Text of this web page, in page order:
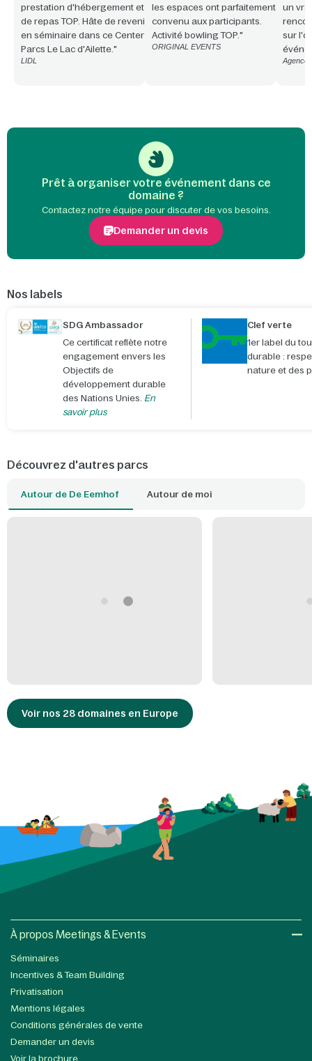
prestation d'hébergement et
de repas TOP. Hâte de revenir
en séminaire dans ce Center
Parcs Le Lac d'Ailette."
LIDL
les espaces ont parfaitement
convenu aux participants.
Activité bowling TOP."
ORIGINAL EVENTS
un
sur
Agence
Prêt à organiser votre événement dans ce
domaine ?
Contactez notre équipe pour discuter de vos besoins.
Demander un devis
Nos labels
SDG Ambassador
Ce certificat reflète notre
engagement envers les
Objectifs de
développement durable
des Nations Unies. En
savoir plus
Clef verte
1er label du
durable :
nature et des
Découvrez d'autres parcs
Autour de De Eemhof Autour de moi
Voir nos 28 domaines en Europe
À propos Meetings & Events
Séminaires
Incentives & Team Building
Privatisation
Mentions légales
Conditions générales de vente
Demander un devis
Voir la brochure